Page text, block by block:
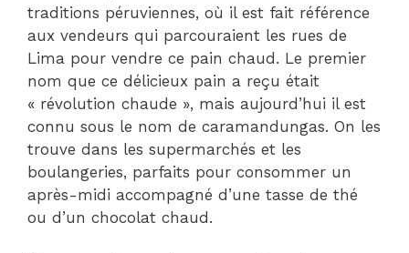
traditions péruviennes, où il est fait référence
aux vendeurs qui parcouraient les rues de
Lima pour vendre ce pain chaud. Le premier
nom que ce délicieux pain a reçu était
« révolution chaude », mais aujourd’hui il est
connu sous le nom de caramandungas. On les
trouve dans les supermarchés et les
boulangeries, parfaits pour consommer un
après-midi accompagné d’une tasse de thé
ou d’un chocolat chaud.